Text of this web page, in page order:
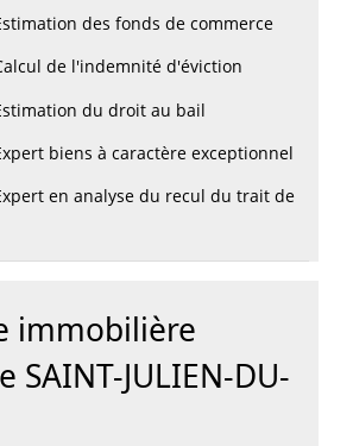
des fonds de commerce
de l'indemnité d'éviction
du droit au bail
biens à caractère exceptionnel
en analyse du recul du trait de
immobilière
SAINT-JULIEN-DU-